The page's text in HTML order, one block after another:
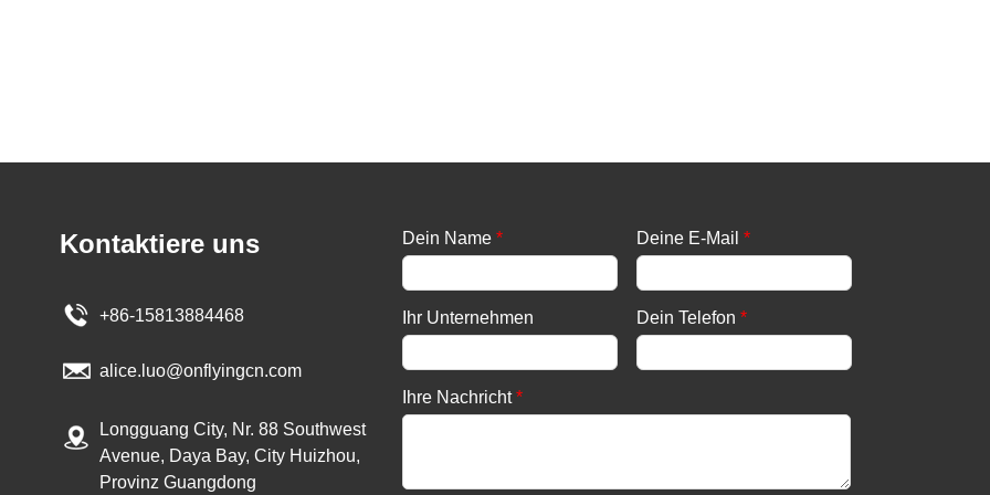
Dein Name * Deine E-Mail *
Ihr Unternehmen Dein Telefon *
Ihre Nachricht *
Kontaktiere uns
+86-15813884468
alice.luo@onflyingcn.com
Longguang City, Nr. 88 Southwest
Avenue, Daya Bay, City Huizhou,
Provinz Guangdong